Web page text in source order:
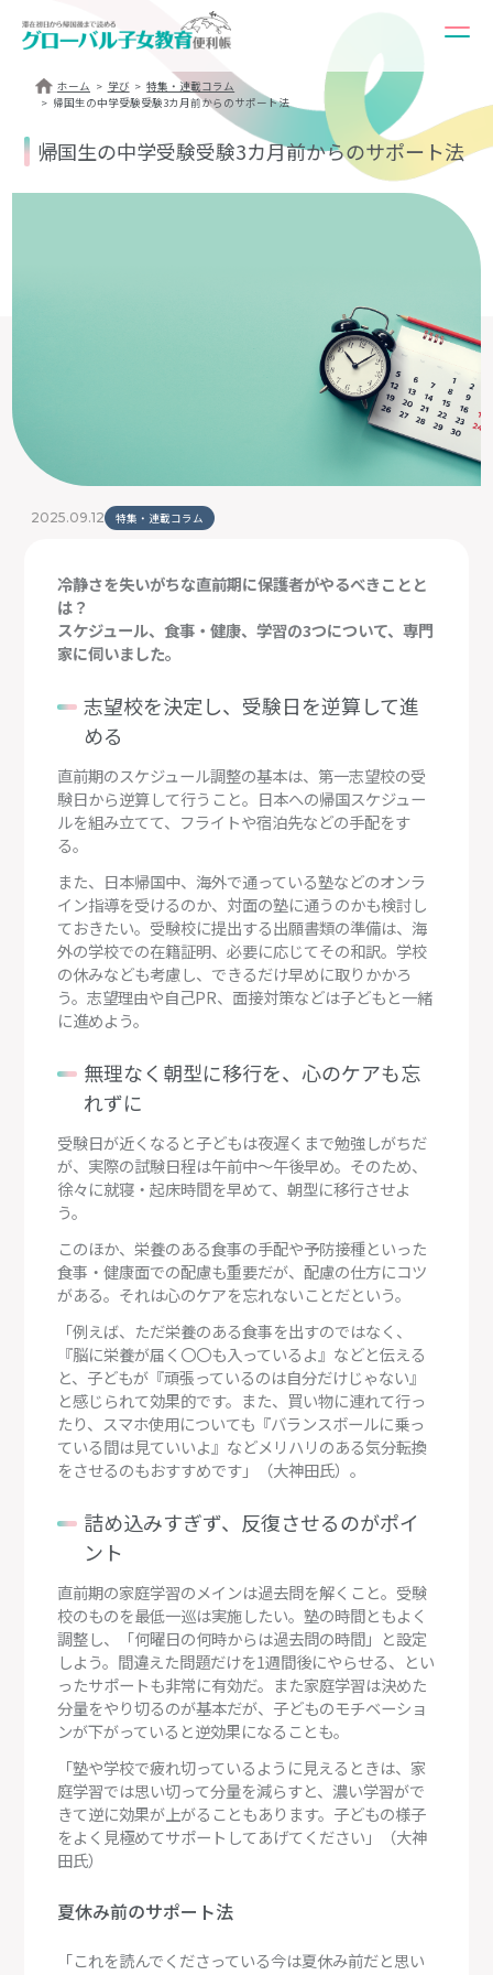
ホーム 学び
特集・連載コラム
帰国生の中学受験受験3カ月前からのサポート法
帰国生の中学受験受験3カ月前からのサポート法
2025.09.12 特集・連載コラム
冷静さを失いがちな直前期に保護者がやるべきことと
は？
スケジュール、食事・健康、学習の3つについて、専門
家に伺いました。
志望校を決定し、受験日を逆算して進
める
直前期のスケジュール調整の基本は、第一志望校の受
験日から逆算して行うこと。日本への帰国スケジュー
ルを組み立てて、フライトや宿泊先などの手配をす
る。
また、日本帰国中、海外で通っている塾などのオンラ
イン指導を受けるのか、対面の塾に通うのかも検討し
ておきたい。受験校に提出する出願書類の準備は、海
外の学校での在籍証明、必要に応じてその和訳。学校
の休みなども考慮し、できるだけ早めに取りかかろ
う。志望理由や自己PR、面接対策などは子どもと一緒
に進めよう。
無理なく朝型に移行を、心のケアも忘
れずに
受験日が近くなると子どもは夜遅くまで勉強しがちだ
が、実際の試験日程は午前中〜午後早め。そのため、
徐々に就寝・起床時間を早めて、朝型に移行させよ
う。
このほか、栄養のある食事の手配や予防接種といった
食事・健康面での配慮も重要だが、配慮の仕方にコツ
がある。それは心のケアを忘れないことだという。
「例えば、ただ栄養のある食事を出すのではなく、
『脳に栄養が届く〇〇も入っているよ』などと伝える
と、子どもが『頑張っているのは自分だけじゃない』
と感じられて効果的です。また、買い物に連れて行っ
たり、スマホ使用についても『バランスボールに乗っ
ている間は見ていいよ』などメリハリのある気分転換
をさせるのもおすすめです」（大神田氏）。
詰め込みすぎず、反復させるのがポイ
ント
直前期の家庭学習のメインは過去問を解くこと。受験
校のものを最低一巡は実施したい。塾の時間ともよく
調整し、「何曜日の何時からは過去問の時間」と設定
しよう。間違えた問題だけを1週間後にやらせる、とい
ったサポートも非常に有効だ。また家庭学習は決めた
分量をやり切るのが基本だが、子どものモチベーショ
ンが下がっていると逆効果になることも。
「塾や学校で疲れ切っているように見えるときは、家
庭学習では思い切って分量を減らすと、濃い学習がで
きて逆に効果が上がることもあります。子どもの様子
をよく見極めてサポートしてあげてください」（大神
田氏）
夏休み前のサポート法
「これを読んでくださっている今は夏休み前だと思い